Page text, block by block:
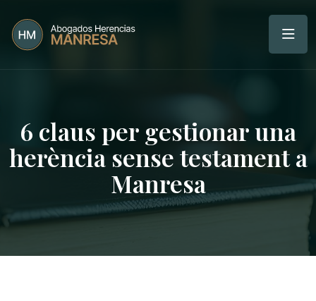
6 claus per gestionar una
herència sense testament a
Manresa